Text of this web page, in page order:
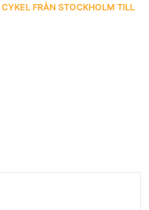
CYKEL FRÅN STOCKHOLM TILL